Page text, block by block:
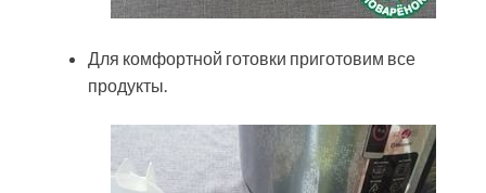
Для комфортной готовки приготовим все
продукты.